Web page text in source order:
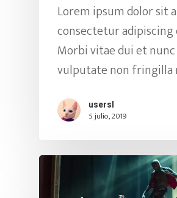
Lorem ipsum dolor sit
consectetur adipiscing
Morbi vitae dui et
vulputate non fringilla
usersl
5 julio, 2019